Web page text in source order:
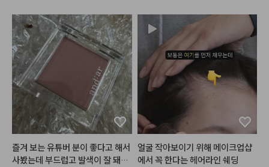
#맥#서트리니스
#네이처리퍼블릭 바이플라워 글
라스 듀 틴트 '로즈메모리'
ㅋㅋ.. 게다가 심플리웍스가 늘 아
쉬운 점은 가격이.. ㅎㅎㅜㅜ 가격
이 비싸요.. 할인 좀 팍팍 부탁드릴
게요ㅠㅠ
는데 확실히   합쳐져   있으니   편하
고. 색도   자연스럽고 이뻐요. 블러
셔   색이랑   섞여있으니.  일반   쉐
딩과 다르게   칙칙해   보이지   아나
영 생기   있어 보여여.  근데   좀
잘   깨질 것   같은   느낌   발색은
엄청 잘 되는 것 같아요. 그래서 좀
잘 조절해서 써야  할 것 같어여. 색
도  안칙칙 하게 생기. 있게 이쁘고
발색력도  좋고 해서 다음에도 재
구매 할 것 같아요.
템으로 구매했는데 진짜 여름에 너
무 찰떡임🩷😁
즐겨 보는 유튜버 분이 좋다고 해서
사봤는데 부드럽고 발색이 잘 돼서
얼굴 작아보이기 위해 메이크업샵
에서 꼭 한다는 헤어라인 쉐딩